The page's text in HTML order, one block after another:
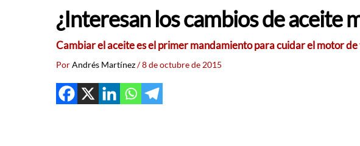
¿Interesan los cambios de aceite
Cambiar el aceite es el primer mandamiento para cuidar el motor
PorAndrés Martínez/8 de octubre de 2015